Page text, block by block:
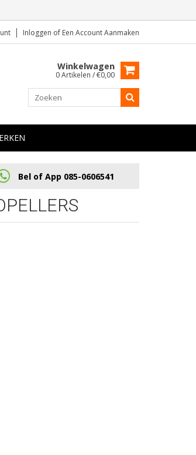
Inloggen of Een Account Aanmaken
Winkelwagen
0 Artikelen / €0,00
Bel of App 085-0606541